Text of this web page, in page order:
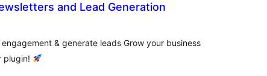
and Lead Generation
& generate leads Grow your business
plugin!